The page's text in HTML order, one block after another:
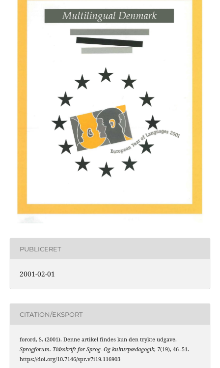
PUBLICERET
2001-02-01
CITATION/EKSPORT
forord, S. (2001). Denne artikel findes kun den trykte udgave.
Sprogforum. Tidsskrift for Sprog- Og kulturpædagogik, 7(19), 46–51.
https://doi.org/10.7146/spr.v7i19.116903